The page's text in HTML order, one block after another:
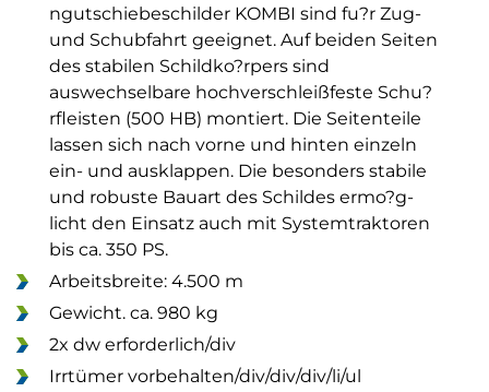
ngutschiebeschilder KOMBI sind fu?r Zug-
und Schubfahrt geeignet. Auf beiden Seiten
des stabilen Schildko?rpers sind
auswechselbare hochverschleißfeste Schu?
rfleisten (500 HB) montiert. Die Seitenteile
lassen sich nach vorne und hinten einzeln
ein- und ausklappen. Die besonders stabile
und robuste Bauart des Schildes ermo?g-
licht den Einsatz auch mit Systemtraktoren
bis ca. 350 PS.
Arbeitsbreite: 4.500 m
Gewicht. ca. 980 kg
2x dw erforderlich/div
Irrtümer vorbehalten/div/div/div/li/ul